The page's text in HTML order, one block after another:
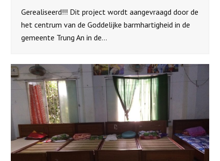
Gerealiseerd!!! Dit project wordt aangevraagd door de
het centrum van de Goddelijke barmhartigheid in de
gemeente Trung An in de…